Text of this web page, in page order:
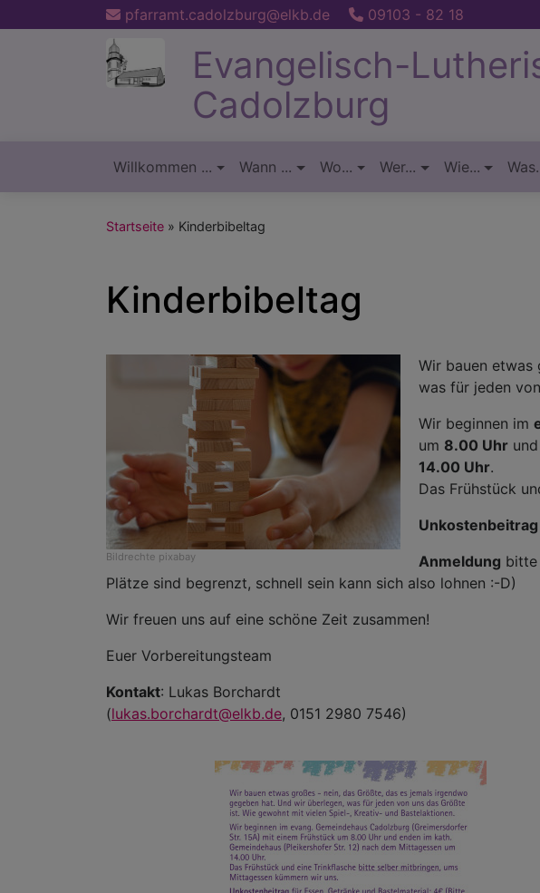
zum
pfarramt.cadolzburg@elkb.de 09103 - 82 18
Evangelisch-
Cadolzburg
Hauptnavigation
Willkommen ... Wann ... Wo... Wer... Wie...
Startseite Kinderbibeltag
Kinderbibeltag
Bildrechte pixabay
Wir bauen etwas
was für jeden
Wir beginnen im
um 8.00 Uhr
14.00 Uhr.
Das Frühstück
Unkostenbeitrag
Anmeldung bitte
Plätze sind begrenzt, schnell sein kann sich also lohnen :-D)
Wir freuen uns auf eine schöne Zeit zusammen!
Euer Vorbereitungsteam
Kontakt: Lukas Borchardt
(lukas.borchardt@elkb.de, 0151 2980 7546)